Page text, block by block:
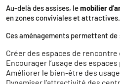
Au-delà des assises, lemobilier
en zones conviviales et attractives.
Ces aménagements permettent de
Créer des espaces de rencontre
Encourager l’usage des
Améliorer le bien-être des